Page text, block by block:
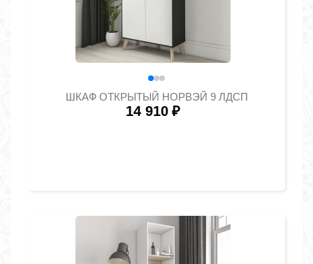
ШКАФ ОТКРЫТЫЙ НОРВЭЙ 9 ЛДСП
14 910 ₽